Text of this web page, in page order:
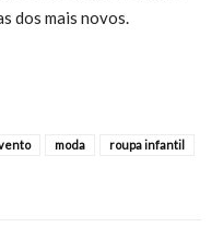
dos mais novos.
moda
roupa infantil